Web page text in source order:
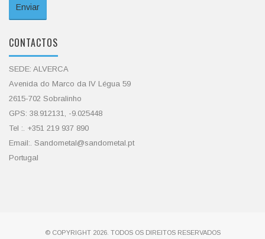
CONTACTOS
SEDE: ALVERCA
Avenida do Marco da IV Légua 59
2615-702 Sobralinho
GPS: 38.912131, -9.025448
Tel :. +351 219 937 890
Email:. Sandometal@sandometal.pt
Portugal
© COPYRIGHT 2026. TODOS OS DIREITOS RESERVADOS